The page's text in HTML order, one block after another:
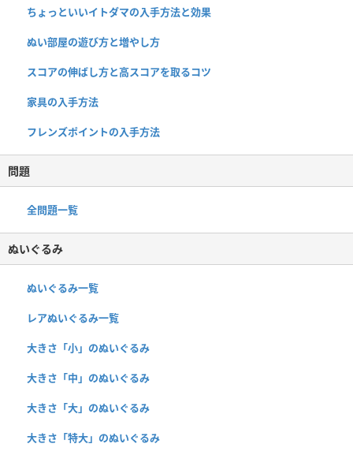
ちょっといいイトダマの入手方法と効果
ぬい部屋の遊び方と増やし方
スコアの伸ばし方と高スコアを取るコツ
家具の入手方法
フレンズポイントの入手方法
問題
全問題一覧
ぬいぐるみ
ぬいぐるみ一覧
レアぬいぐるみ一覧
大きさ「小」のぬいぐるみ
大きさ「中」のぬいぐるみ
大きさ「大」のぬいぐるみ
大きさ「特大」のぬいぐるみ